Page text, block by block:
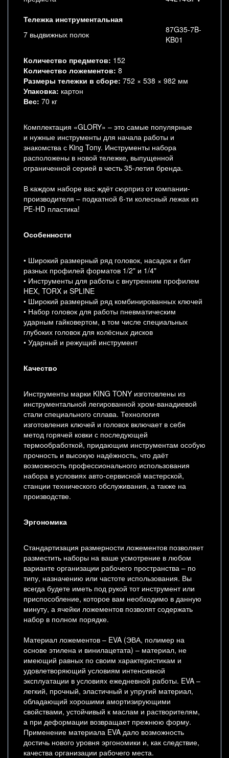
Тележка инструментальная
7 выдвижных полок
87G35-7B-
KB01
Количество предметов: 152
Количество ложементов: 8
Размеры тележки в сборе: 752 × 538 × 982 мм
Упаковка: картон
Вес: 70 кг
Комплектация «GLORY» – это самые популярные
и нужные инструменты для начала работы и
знакомства с King Tony. Инструменты набора
расположены в новой тележке, выпущенной
ограниченной серией в честь 35-летия бренда.
В каждом наборе вас ждёт сюрприз от компании-
производителя – подкатной 6-ти колесный лежак из
PE-HD пластика!
Особенности
• Широкий размерный ряд головок, насадок и бит
разных профилей форматов 1/2" и 1/4"
• Инструменты для работы с внутренним профилем
HEX, TORX и SPLINE
• Широкий размерный ряд комбинированных ключей
• Набор головок для работы пневматическим
ударным гайковертом, в том числе специальных
глубоких головок для колёсных дисков
• Ударный и режущий инструмент
Качество
Инструменты марки KING TONY изготовлены из
инструментальной легированной хром-ванадиевой
стали специального сплава. Технология
изготовления ключей и головок включает в себя
метод горячей ковки с последующей
термообработкой, придающим инструментам особую
прочность и высокую надёжность, что даёт
возможность профессионального использования
набора в условиях авто-сервисной мастерской,
станции технического обслуживания, а также на
производстве.
Эргономика
Стандартизация размерности ложементов позволяет
разместить наборы на ваше усмотрение в любом
варианте организации рабочего пространства – по
типу, назначению или частоте использования. Вы
всегда будете иметь под рукой тот инструмент или
приспособление, которое вам необходимо в данную
минуту, а ячейки ложементов позволят содержать
набор в полном порядке.
Материал ложементов – EVA (ЭВА, полимер на
основе этилена и винилацетата) – материал, не
имеющий равных по своим характеристикам и
удовлетворяющий условиям интенсивной
эксплуатации в условиях ежедневной работы. EVA –
легкий, прочный, эластичный и упругий материал,
обладающий хорошими амортизирующими
свойствами, устойчивый к маслам и растворителям,
а при деформации возвращает прежнюю форму.
Применение материала EVA дало возможность
достичь нового уровня эргономики и, как следствие,
качества организации рабочего места.